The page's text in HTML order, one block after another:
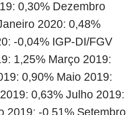
0,30% Dezembro
2020: 0,48%
-0,04% IGP-DI/FGV
1,25% Março 2019:
0,90% Maio 2019:
0,63% Julho 2019:
2019: -0,51% Setembro